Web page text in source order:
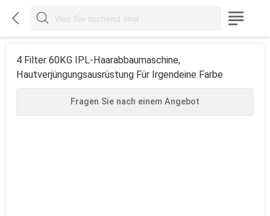
  
4 Filter 60KG IPL-Haarabbaumaschine,
Hautverjüngungsausrüstung Für Irgendeine Farbe
Fragen Sie nach einem Angebot